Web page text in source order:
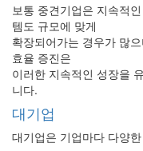
보통 중견기업은 지속적
템도 규모에 맞게
확장되어가는 경우가 많
효율 증진은
이러한 지속적인 성장을
니다.
대기업
대기업은 기업마다 다양